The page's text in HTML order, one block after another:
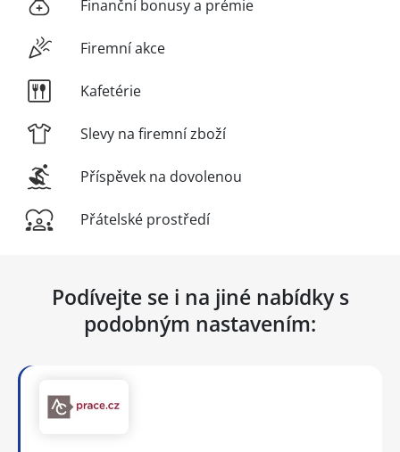
Finanční bonusy a prémie
Firemní akce
Kafetérie
Slevy na firemní zboží
Příspěvek na dovolenou
Přátelské prostředí
Podívejte se i na jiné nabídky s
podobným nastavením: